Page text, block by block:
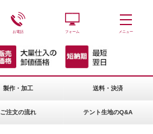
お電話 フォーム メニュー
製作・加工 送料・決済
ご注文の流れ テント生地のQ&A